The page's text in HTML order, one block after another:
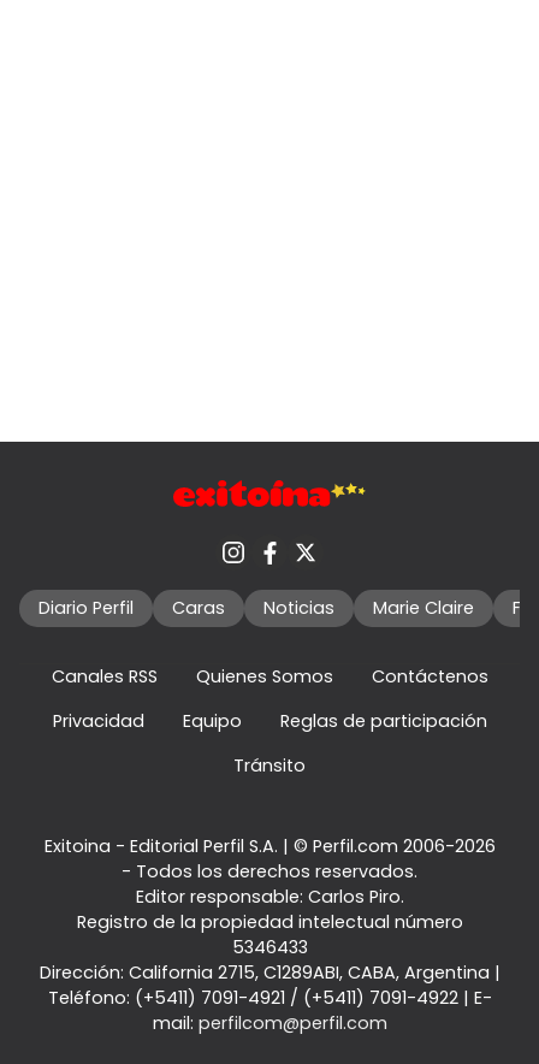
Diario Perfil Caras Noticias Marie Claire
Canales RSS Quienes Somos
Contáctenos
Privacidad
Equipo
Reglas de participación
Tránsito
Exitoina - Editorial Perfil S.A. | © Perfil.com 2006-2026
- Todos los derechos reservados.
Editor responsable: Carlos Piro.
Registro de la propiedad intelectual número
5346433
Dirección: California 2715, C1289ABI, CABA, Argentina |
Teléfono: (+5411) 7091-4921 / (+5411) 7091-4922| E-
mail: perfilcom@perfil.com